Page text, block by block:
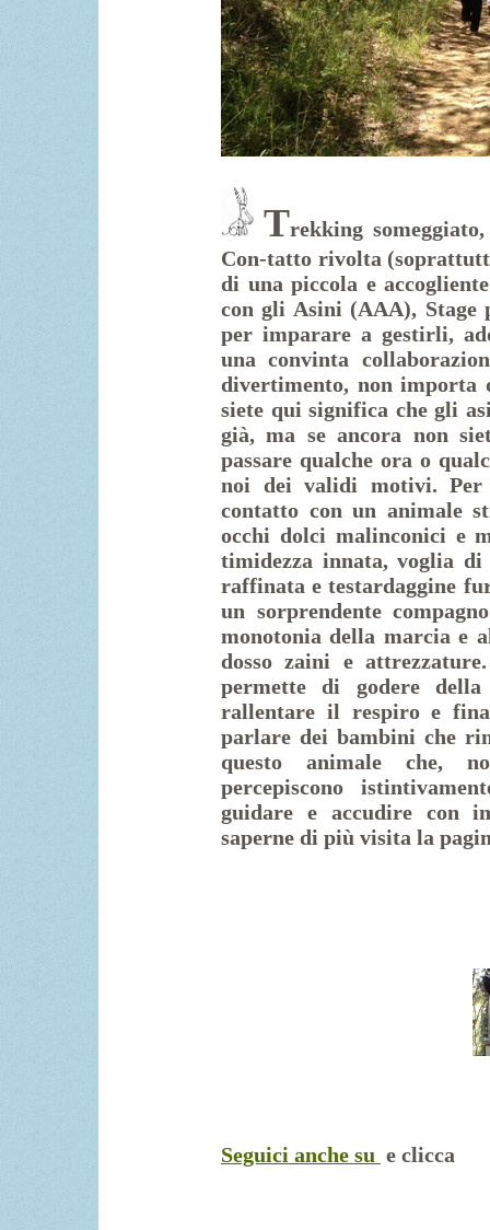
Trekking
Con-tatto rivolta
di una piccola e
con gli Asini (AAA), Stage
per imparare a gestirli,
una convinta
divertimento, non importa
siete qui significa che gli
già, ma se ancora non
passare qualche ora o
noi dei validi motivi.
contatto con un animale
occhi dolci malinconici e
timidezza innata, voglia
raffinata e testardaggine
un sorprendente
monotonia della marcia e
dosso zaini e
permette di godere
rallentare il respiro e
parlare dei bambini che
questo animale che,
percepiscono
guidare e accudire con
saperne di più visita la
Seguici anche su e clicca